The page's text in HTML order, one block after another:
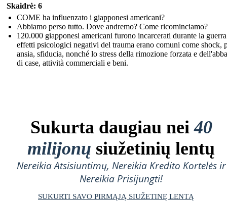
Skaidrė: 6
COME ha influenzato i giapponesi americani?
Abbiamo perso tutto. Dove andremo? Come ricominciamo?
120.000 giapponesi americani furono incarcerati durante la
effetti psicologici negativi del trauma erano comuni come shock,
ansia, sfiducia, nonché lo stress della rimozione forzata e
di case, attività commerciali e beni.
Sukurta daugiau nei40
milijonų siužetinių lentų
Nereikia Atsisiuntimų, Nereikia Kredito Kortelės ir
Nereikia Prisijungti!
SUKURTI SAVO PIRMĄJĄ SIUŽETINĘ LENTĄ